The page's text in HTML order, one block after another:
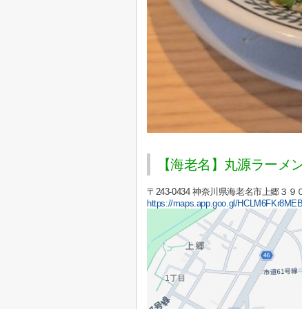
【海老名】丸源ラー
〒243-0434 神奈川県海老名市上郷３９
https://maps.app.goo.gl/